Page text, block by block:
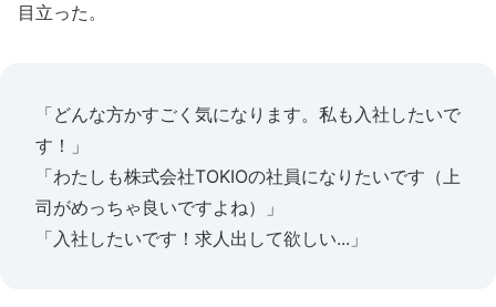
目立った。
「どんな方かすごく気になります。私も入社したいで
す！」
「わたしも株式会社TOKIOの社員になりたいです（上
司がめっちゃ良いですよね）」
「入社したいです！求人出して欲しい...」